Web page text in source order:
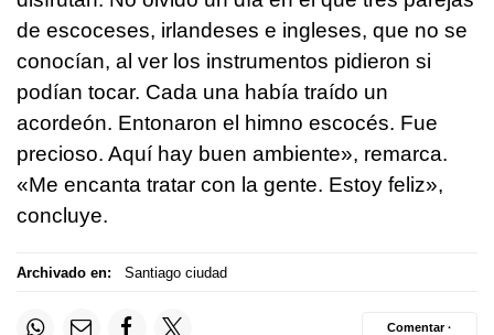
de escoceses, irlandeses e ingleses, que no se
conocían, al ver los instrumentos pidieron si
podían tocar. Cada una había traído un
acordeón. Entonaron el himno escocés. Fue
precioso. Aquí hay buen ambiente», remarca.
«Me encanta tratar con la gente. Estoy feliz»,
concluye.
Archivado en: Santiago ciudad
Comentar ·